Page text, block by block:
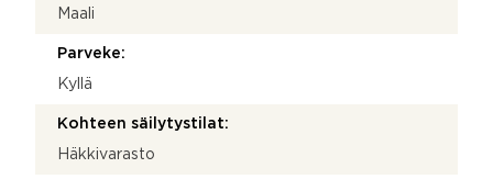
Maali
Parveke:
Kyllä
Kohteen säilytystilat:
Häkkivarasto